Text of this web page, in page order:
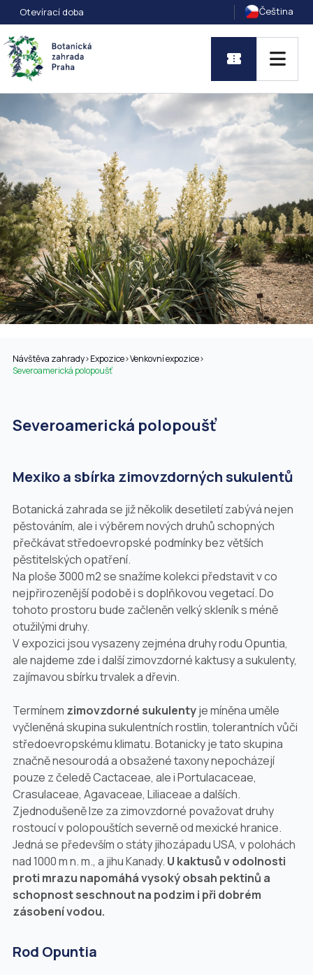
Otevírací doba Čeština
Návštěva zahrady>Expozice>Venkovní expozice>
Severoamerická polopoušť
Severoamerická polopoušť
Mexiko a sbírka zimovzdorných sukulentů
Botanická zahrada se již několik desetiletí zabývá nejen
pěstováním, ale i výběrem nových druhů schopných
přečkávat středoevropské podmínky bez větších
pěstitelských opatření.
Na ploše 3000 m2 se snažíme kolekci představit v co
nejpřirozenější podobě i s doplňkovou vegetací. Do
tohoto prostoru bude začleněn velký skleník s méně
otužilými druhy.
V expozici jsou vysazeny zejména druhy roduOpuntia,
ale najdeme zde i další zimovzdorné kaktusy a sukulenty,
zajímavou sbírku trvalek a dřevin.
Termínem zimovzdorné sukulentyje míněna uměle
vyčleněná skupina sukulentních rostlin, tolerantních vůči
středoevropskému klimatu. Botanicky je tato skupina
značně nesourodá a obsažené taxony nepocházejí
pouze z čeleděCactaceae, ale iPortulacaceae,
Crasulaceae, Agavaceae, Liliaceae a dalších.
Zjednodušeně lze za zimovzdorné považovat druhy
rostoucí v polopouštích severně od mexické hranice.
Jedná se především o státy jihozápadu USA, v polohách
nad 1000 m n. m., a jihu Kanady. U kaktusů v odolnosti
proti mrazu napomáhá vysoký obsah pektinů a
schopnost seschnout na podzim i při dobrém
zásobení vodou.
Rod Opuntia